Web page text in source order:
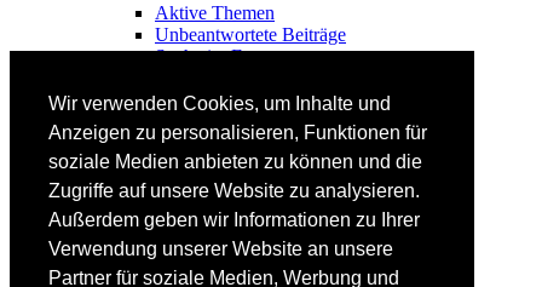
Wir verwenden Cookies, um Inhalte und
Anzeigen zu personalisieren, Funktionen für
soziale Medien anbieten zu können und die
Zugriffe auf unsere Website zu analysieren.
Außerdem geben wir Informationen zu Ihrer
Verwendung unserer Website an unsere
Partner für soziale Medien, Werbung und
Aktive Themen
Unbeantwortete Beiträge
Suche im Forum
FAHRTECHNIK
Fortgeschrittene
Lehrplan
Videoanalyse
SKI
SKITEST